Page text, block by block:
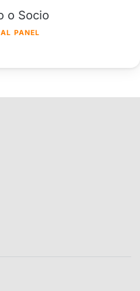
o Socio
PANEL